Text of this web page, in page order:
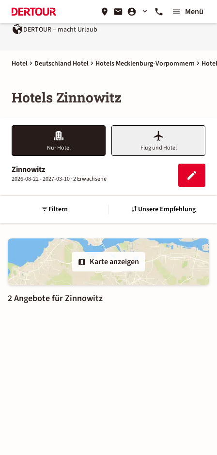
Menü
DERTOUR – macht Urlaub
Hotel Deutschland Hotel Hotels Mecklenburg-Vorpommern
Hotels Zinnowitz
Nur Hotel Flug und Hotel
Zinnowitz
2026-08-22 - 2027-03-10 ·2 Erwachsene
Filtern Unsere Empfehlung
Karte anzeigen
2 Angebote für Zinnowitz